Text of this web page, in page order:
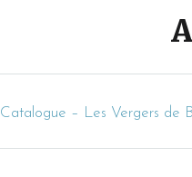
Catalogue – Les Vergers de